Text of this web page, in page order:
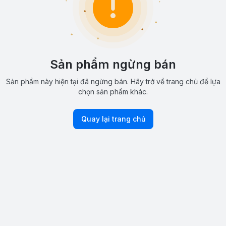
Sản phẩm ngừng bán
Sản phẩm này hiện tại đã ngừng bán. Hãy trở về trang chủ để lựa
chọn sản phẩm khác.
Quay lại trang chủ